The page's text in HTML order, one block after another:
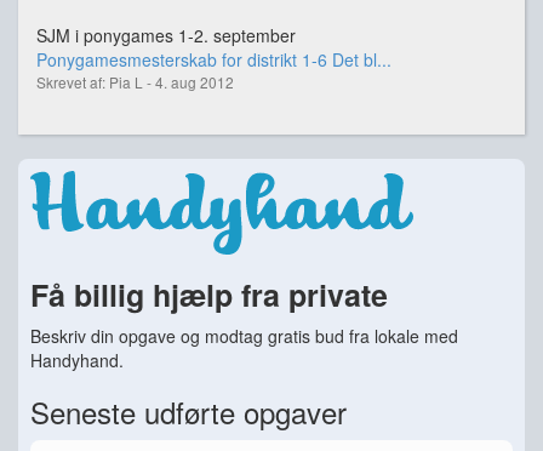
SJM i ponygames 1-2. september
Ponygamesmesterskab for distrikt 1-6 Det bl...
Skrevet af: Pia L - 4. aug 2012
Få billig hjælp fra private
Beskriv din opgave og modtag gratis bud fra lokale med
Handyhand.
Seneste udførte opgaver